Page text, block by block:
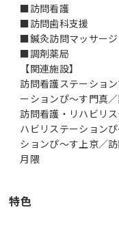
■訪問看護
■訪問歯科支援
■鍼灸訪問マッサージ
■調剤薬局
【関連施設】
訪問看護ステーショ
ーションぴ～す門真
訪問看護・リハビリ
ハビリステーション
ションぴ～す上京／
月隈
特色